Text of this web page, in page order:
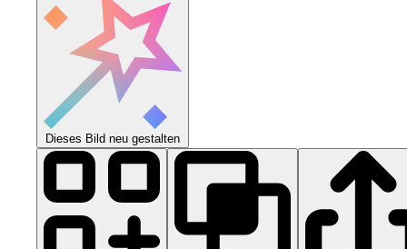
Dieses Bild neu gestalten